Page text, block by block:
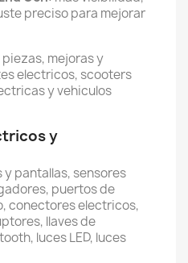
preciso para mejorar
mejoras y
electricos, scooters
y vehiculos
y
pantallas, sensores
puertos de
conectores electricos,
llaves de
luces LED, luces